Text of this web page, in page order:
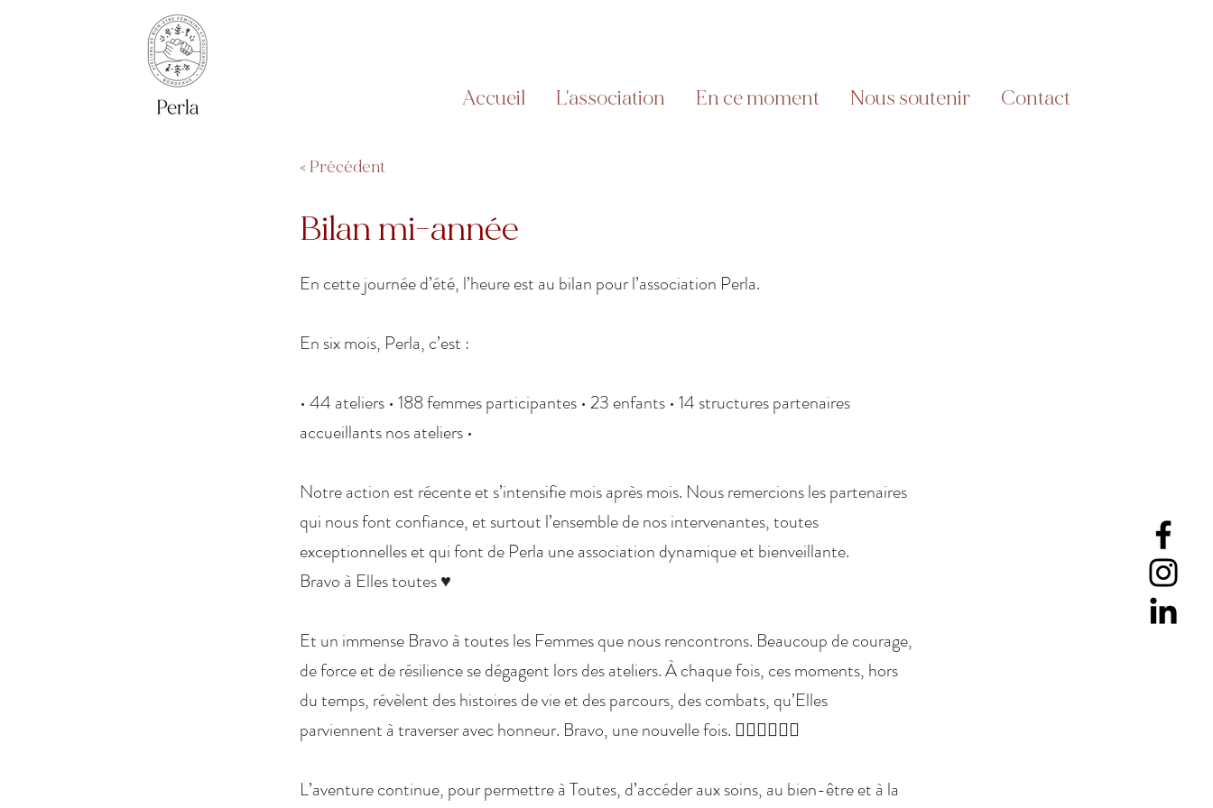
Accueil L'association En ce moment Nous soutenir Contact
< Précédent
Bilan mi-année
En cette journée d’été, l’heure est au bilan pour l’association Perla.
En six mois, Perla, c’est :
• 44 ateliers • 188 femmes participantes • 23 enfants • 14 structures partenaires
accueillants nos ateliers •
Notre action est récente et s’intensifie mois après mois. Nous remercions les partenaires
qui nous font confiance, et surtout l’ensemble de nos intervenantes, toutes
exceptionnelles et qui font de Perla une association dynamique et bienveillante.
Bravo à Elles toutes ♥️
Et un immense Bravo à toutes les Femmes que nous rencontrons. Beaucoup de courage,
de force et de résilience se dégagent lors des ateliers. À chaque fois, ces moments, hors
du temps, révèlent des histoires de vie et des parcours, des combats, qu’Elles
parviennent à traverser avec honneur. Bravo, une nouvelle fois. ✊🏼✊🏽✊🏾
L’aventure continue, pour permettre à Toutes, d’accéder aux soins, au bien-être et à la